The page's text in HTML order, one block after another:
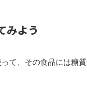
みよう
て、その食品には糖